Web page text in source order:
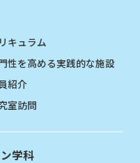
キュラム
性を高める実践的な施設
紹介
室訪問
学科